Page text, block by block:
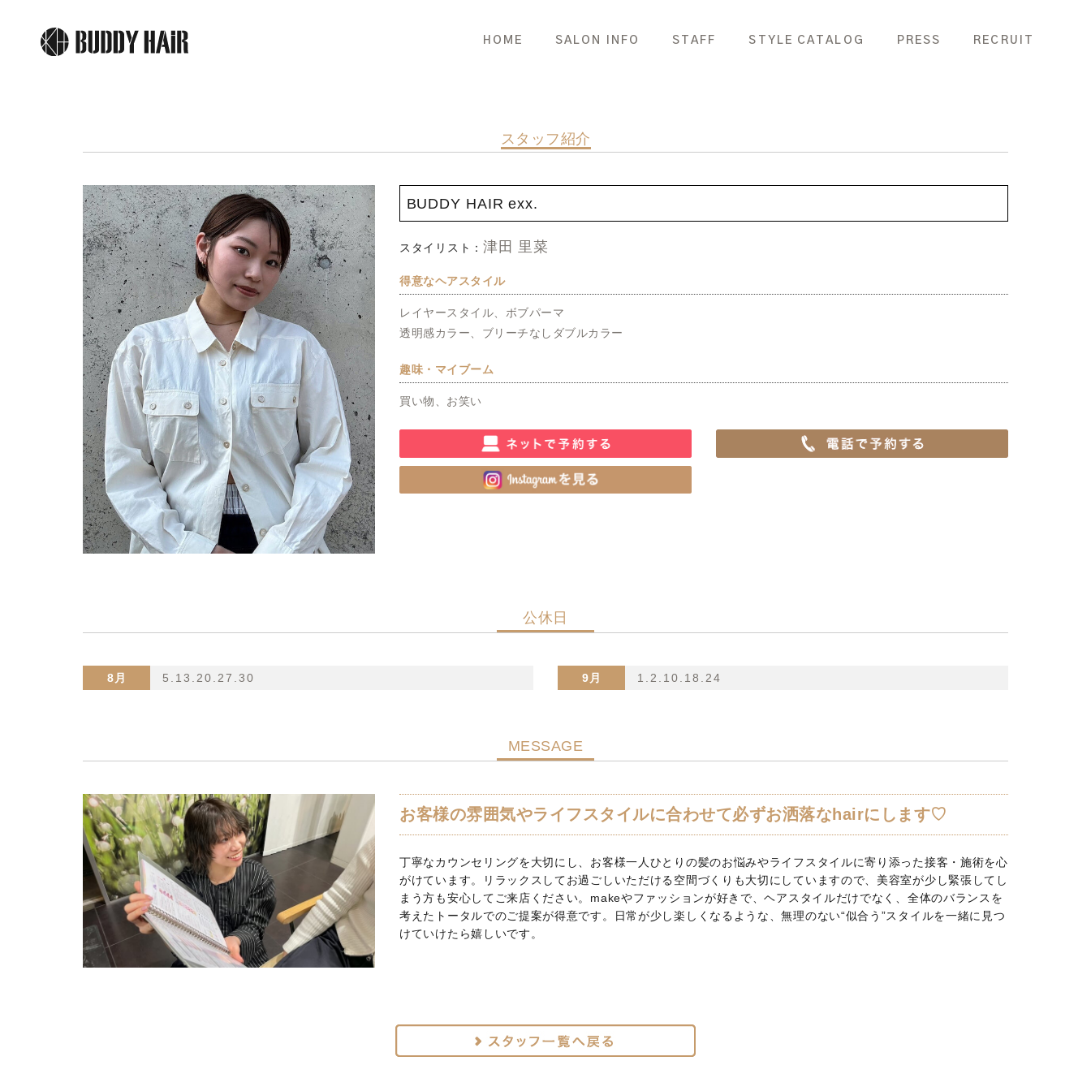
HOME SALON INFO STAFF STYLE CATALOG PRESS RECRUIT
スタッフ紹介
BUDDY HAIR exx.
スタイリスト： 津田 里菜
得意なヘアスタイル
レイヤースタイル、ボブパーマ
透明感カラー、ブリーチなしダブルカラー
趣味・マイブーム
買い物、お笑い
公休日
8月 5.13.20.27.30 9月 1.2.10.18.24
MESSAGE
お客様の雰囲気やライフスタイルに合わせて必ずお洒落なhairにします♡
丁寧なカウンセリングを大切にし、お客様一人ひとりの髪のお悩みやライフスタイルに寄り添った接客・施術を心
がけています。リラックスしてお過ごしいただける空間づくりも大切にしていますので、美容室が少し緊張してし
まう方も安心してご来店ください。makeやファッションが好きで、ヘアスタイルだけでなく、全体のバランスを
考えたトータルでのご提案が得意です。日常が少し楽しくなるような、無理のない“似合う”スタイルを一緒に見つ
けていけたら嬉しいです。